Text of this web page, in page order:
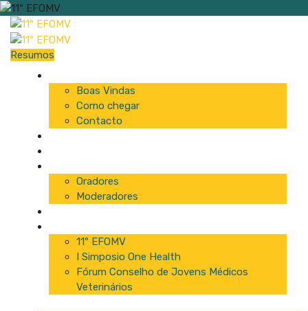
Resumos
Boas Vindas
Como chegar
Contacto
Oradores
Moderadores
11º EFOMV
I Simposio One Health
Fórum Conselho de Jovens Médicos
Veterinários